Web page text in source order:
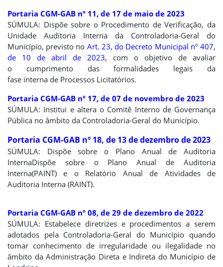
Portaria CGM-GAB nº 11, de 17 de maio de 2023
SÚMULA: Dispõe sobre o Procedimento de Verificação, da
Unidade Auditoria Interna da Controladoria-Geral do
Município, previsto no Art. 23, do Decreto Municipal nº 407,
de 10 de abril de 2023, com o objetivo de avaliar
o cumprimento das formalidades legais da
fase interna de Processos Licitatórios.
Portaria CGM-GAB nº 17, de 07 de novembro de 2023
SÚMULA: Institui e altera o Comitê Interno de Governança
Pública no âmbito da Controladoria-Geral do Município.
Portaria CGM-GAB nº 18, de 13 de dezembro de 2023
SÚMULA: Dispõe sobre o Plano Anual de Auditoria
InternaDispõe sobre o Plano Anual de Auditoria
Interna(PAINT) e o Relatório Anual de Atividades de
Auditoria Interna (RAINT).
Portaria CGM-GAB nº 08, de 29 de dezembro de 2022
SÚMULA: Estabelece diretrizes e procedimentos a serem
adotados pela Controladoria-Geral do Município quando
tomar conhecimento de irregularidade ou ilegalidade no
âmbito da Administração Direta e Indireta do Município de